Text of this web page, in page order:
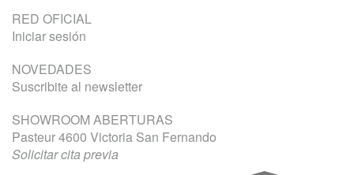
RED OFICIAL
Iniciar sesión
NOVEDADES
Suscribite al newsletter
SHOWROOM ABERTURAS
Pasteur 4600 Victoria San Fernando
Solicitar cita previa